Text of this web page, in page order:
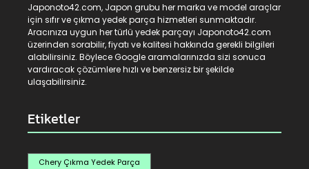
Japonoto42.com, Japon grubu her marka ve model araçlar
için sıfır ve çıkma yedek parça hizmetleri sunmaktadır.
Aracınıza uygun her türlü yedek parçayı Japonoto42.com
üzerinden sorabilir, fiyatı ve kalitesi hakkında gerekli bilgileri
alabilirsiniz. Böylece Google aramalarınızda sizi sonuca
vardıracak çözümlere hızlı ve benzersiz bir şekilde
ulaşabilirsiniz.
Etiketler
Chery Çıkma Yedek Parça